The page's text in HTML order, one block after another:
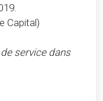
Capital)
service dans